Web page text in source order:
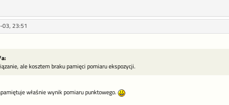
23:51
ale kosztem braku pamięci pomiaru ekspozycji.
właśnie wynik pomiaru punktowego.